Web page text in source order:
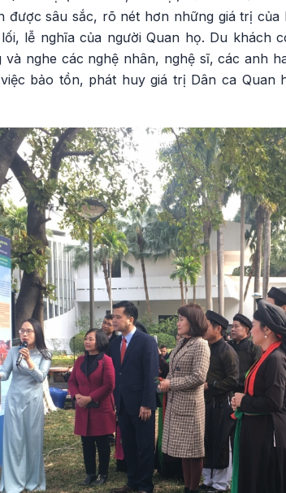
được sâu sắc, rõ nét hơn những giá trị
lễ nghĩa của người Quan họ. Du khách
nghe các nghệ nhân, nghệ sĩ, các anh
bảo tồn, phát huy giá trị Dân ca